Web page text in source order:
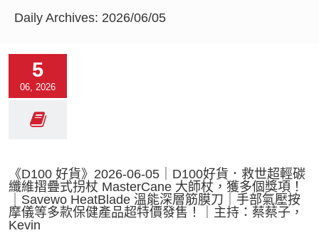
Daily Archives: 2026/06/05
5
06, 2026
《D100 好貨》2026-06-05｜D100好貨．救世超輕碳
纖維摺疊式拐杖 MasterCane 大師杖，獲多個獎項！
｜Savewo HeatBlade 溫能深層筋膜刀｜手部氣壓按
摩儀等多款保健產品超特價發售！｜主持：蔡蔡子，
Kevin